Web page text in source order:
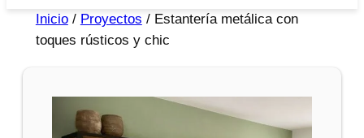
Inicio/ Proyectos / Estantería metálica con
toques rústicos y chic